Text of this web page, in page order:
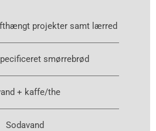
projekter samt lærred
smørrebrød
+ kaffe/the
Sodavand